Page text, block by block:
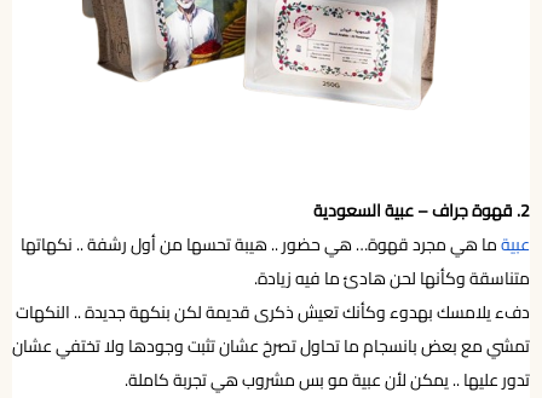
2. قهوة جراف – عبية السعودية
عبيةما هي مجرد قهوة… هي حضور .. هيبة تحسها من أول رشفة .. نكهاتها
متناسقة وكأنها لحن هادئ ما فيه زيادة.
دفء يلامسك بهدوء وكأنك تعيش ذكرى قديمة لكن بنكهة جديدة .. النكهات
تمشي مع بعض بانسجام ما تحاول تصرخ عشان تثبت وجودها ولا تختفي عشان
تدور عليها .. يمكن لأن عبية مو بس مشروب هي تجربة كاملة.